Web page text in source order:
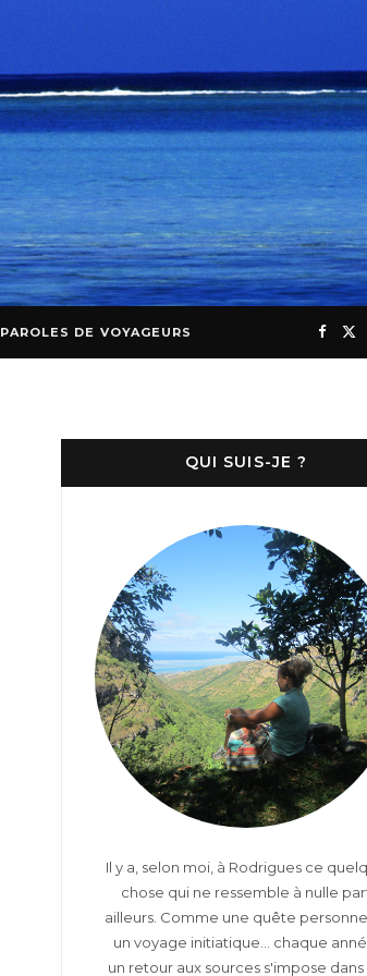
F
e
o
o
k
X
w
t
t
e
r
n
s
a
g
r
a
m
PAROLES DE VOYAGEURS
QUI SUIS-JE ?
Il y a, selon moi, à Rodrigues ce
chose qui ne ressemble à nulle
ailleurs. Comme une quête
un voyage initiatique... chaque
un retour aux sources s'impose dans